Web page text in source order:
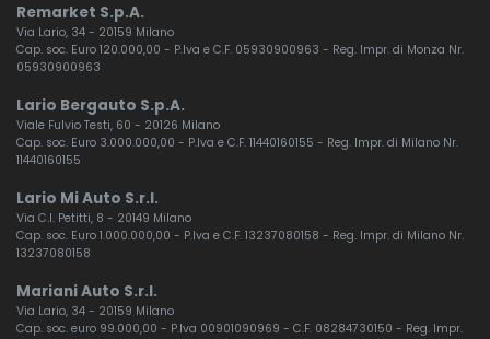
Remarket S.p.A.
Via Lario, 34 - 20159 Milano
Cap. soc. Euro 120.000,00 - P.Iva e C.F. 05930900963 - Reg. Impr. di Monza Nr.
05930900963
Lario Bergauto S.p.A.
Viale Fulvio Testi, 60 - 20126 Milano
Cap. soc. Euro 3.000.000,00 - P.Iva e C.F. 11440160155 - Reg. Impr. di Milano Nr.
11440160155
Lario Mi Auto S.r.l.
Via C.I. Petitti, 8 - 20149 Milano
Cap. soc. Euro 1.000.000,00 - P.Iva e C.F. 13237080158 - Reg. Impr. di Milano Nr.
13237080158
Mariani Auto S.r.l.
Via Lario, 34 - 20159 Milano
Cap. soc. euro 99.000,00 - P.Iva 00901090969 - C.F. 08284730150 - Reg. Impr.